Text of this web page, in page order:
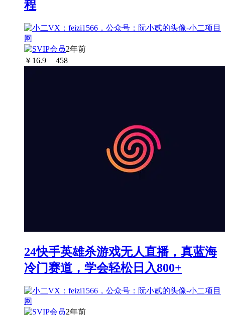
程
2年前
￥ 16.9 458
24快手英雄杀游戏无人直播，真蓝海
冷门赛道，学会轻松日入800+
2年前